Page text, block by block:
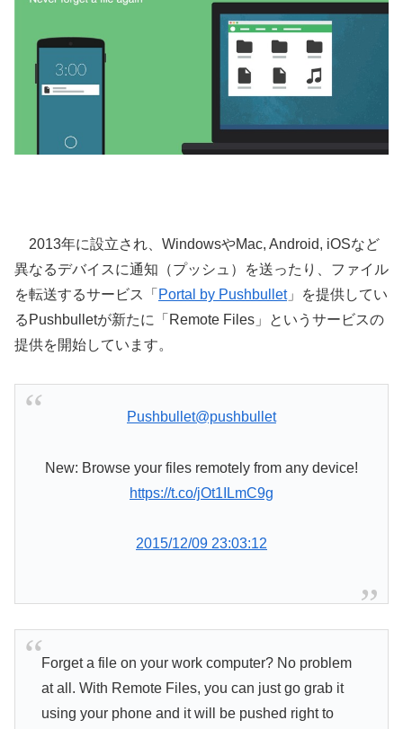
2013年に設立され、WindowsやMac, Android, iOSなど
異なるデバイスに通知（プッシュ）を送ったり、ファイル
を転送するサービス「 Portal by Pushbullet」を提供してい
るPushbulletが新たに「Remote Files」というサービスの
提供を開始しています。
Pushbullet@pushbullet
New: Browse your files remotely from any device!
https://t.co/jOt1ILmC9g
2015/12/09 23:03:12
Forget a file on your work computer? No problem
at all. With Remote Files, you can just go grab it
using your phone and it will be pushed right to